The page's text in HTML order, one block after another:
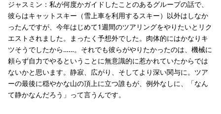
ジャスミン：私が何度かガイドしたことのあるグループの話で、
彼らはキャットスキー（雪上車を利用するスキー）以外はしなか
ったんですが、今年はじめて1週間のツアリングをやりたいとリク
エストされました。まったく予想外でした。肉体的にはかなりキ
ツそうでしたから……。それでも彼らがやりたかったのは、機械に
頼らず自力でやるということに無意識的に惹かれていたからでは
ないかと思います。静寂、広がり、そしてより深い関与に。ツア
ーの最後に穏やかな山の頂上に立つ誰もが、例外なしに、「なん
て静かなんだろう」って言うんです。